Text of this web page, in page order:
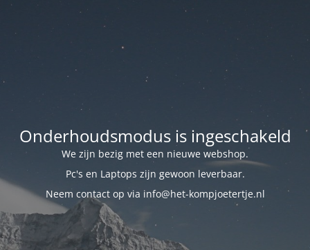
Onderhoudsmodus is ingeschakeld
We zijn bezig met een nieuwe webshop.
Pc's en Laptops zijn gewoon leverbaar.
Neem contact op via info@het-kompjoetertje.nl